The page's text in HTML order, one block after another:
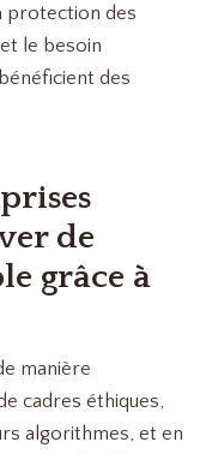
protection des
le besoin
des
de
grâce à
manière
cadres éthiques,
algorithmes, et en